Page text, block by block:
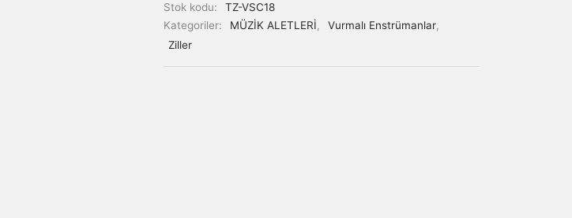
Stok kodu:
TZ-VSC18
Kategoriler:
MÜZİK ALETLERİ, Vurmalı Enstrümanlar,
Ziller